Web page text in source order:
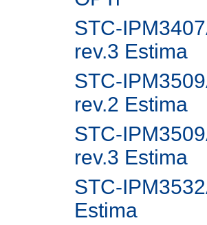
STC-
rev.3 Estima
STC-
rev.2 Estima
STC-
rev.3 Estima
STC-
Estima